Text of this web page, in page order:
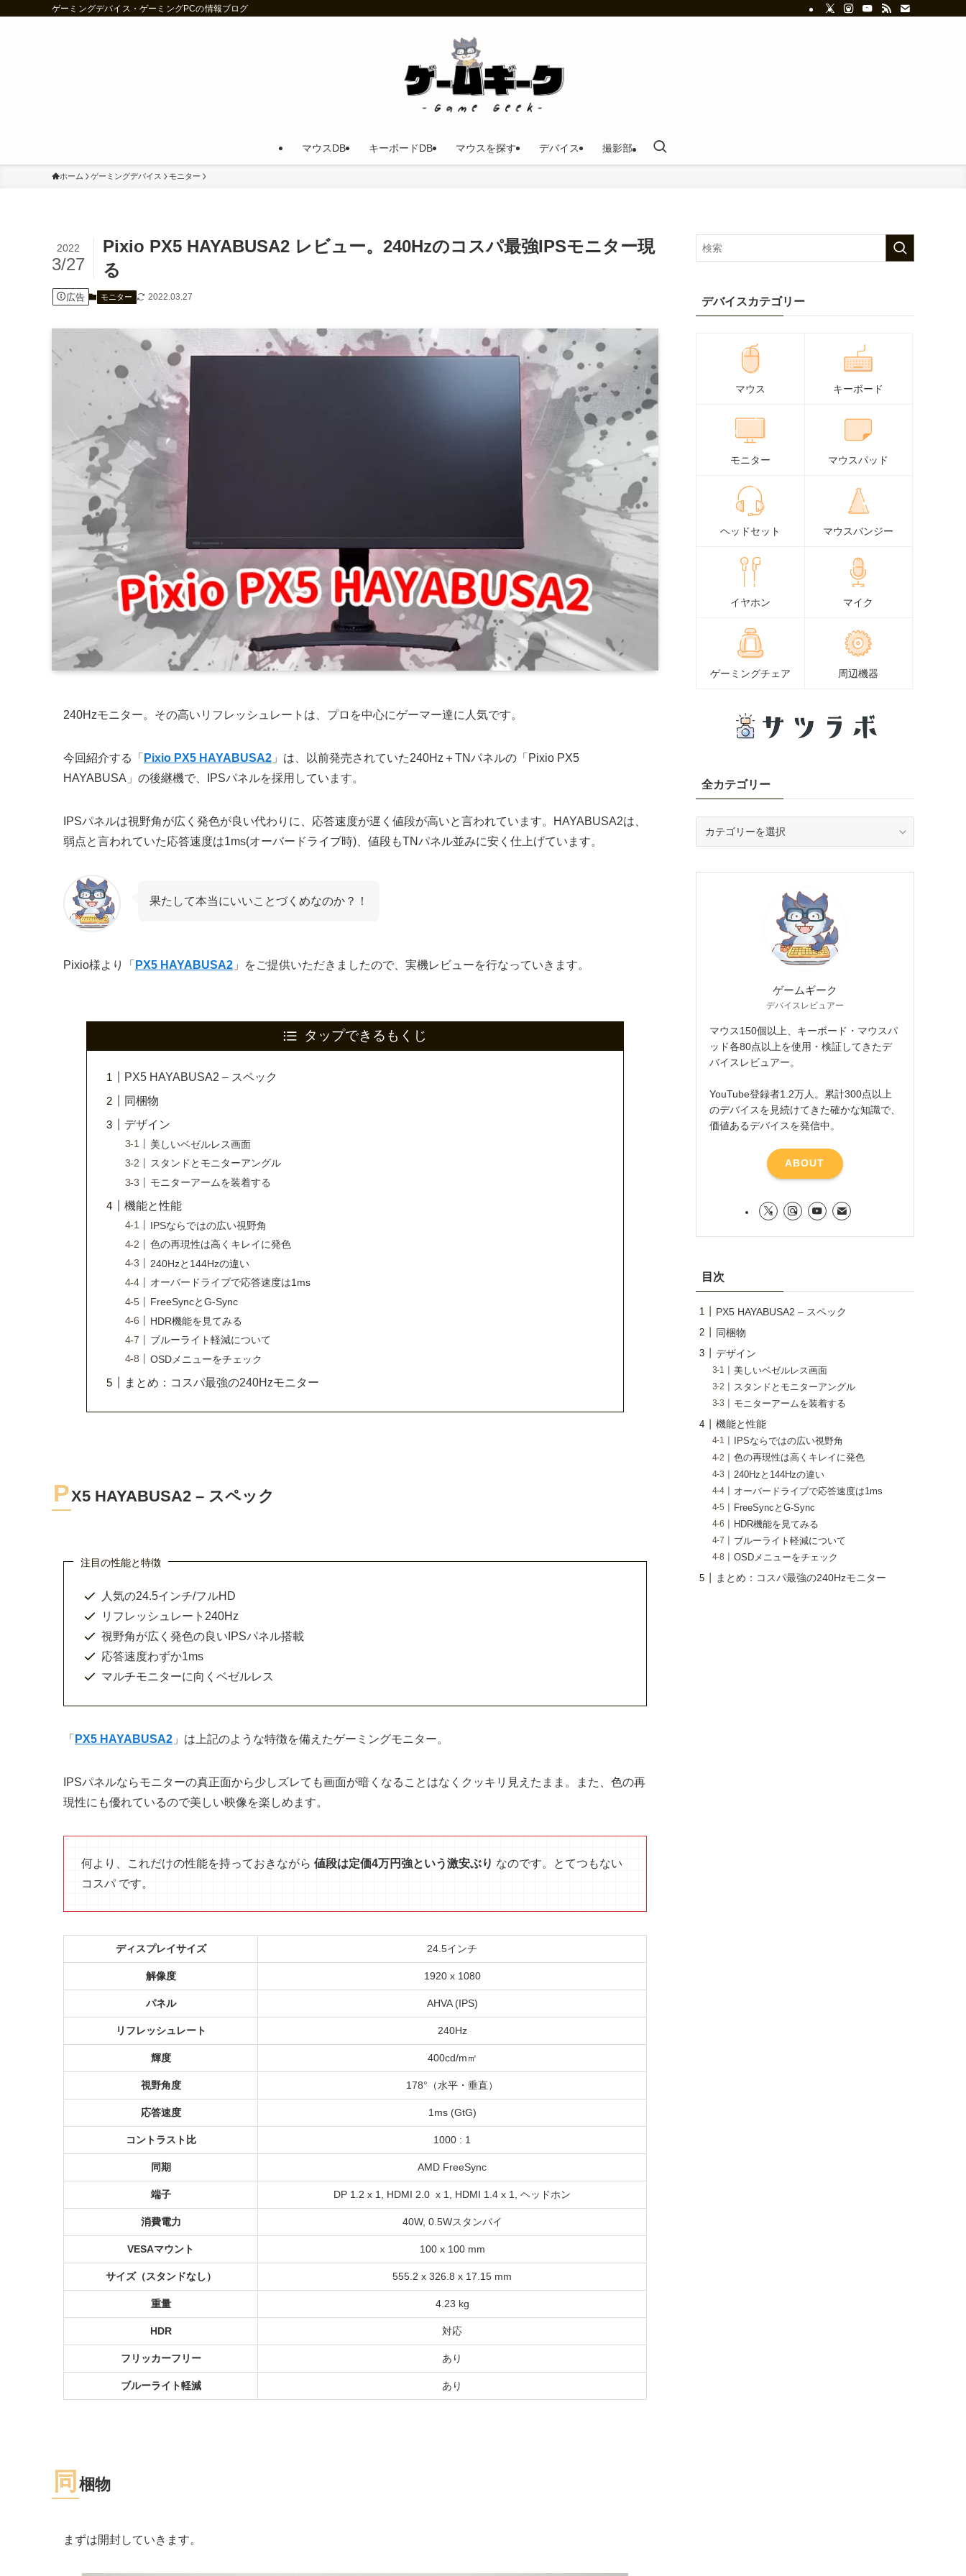
ゲーミングデバイス・ゲーミングPCの情報ブログ
マウスDB キーボードDB マウスを探す デバイス 撮影部
ホーム ゲーミングデバイス モニター
Pixio PX5 HAYABUSA2 レビュー。240Hzのコスパ最強IPSモニター現
る
2022
3/27
広告 モニター 2022.03.27
240Hzモニター。その高いリフレッシュレートは、プロを中心にゲーマー達に人気です。
今回紹介する「 Pixio PX5 HAYABUSA2 」は、以前発売されていた240Hz＋TNパネルの「Pixio PX5
HAYABUSA」の後継機で、
IPSパネルを採用 しています。
IPSパネルは視野角が広く発色が良い代わりに、応答速度が遅く値段が高いと言われています。HAYABUSA2は、
弱点と言われていた応答速度は1ms(オーバードライブ時)、値段もTNパネル並みに安く仕上げています。
果たして本当にいいことづくめなのか？！
Pixio様より「 PX5 HAYABUSA2 」をご提供いただきましたので、実機レビューを行なっていきます。
タップできるもくじ
PX5 HAYABUSA2 – スペック
同梱物
デザイン
美しいベゼルレス画面
スタンドとモニターアングル
モニターアームを装着する
機能と性能
IPSならではの広い視野角
色の再現性は高くキレイに発色
240Hzと144Hzの違い
オーバードライブで応答速度は1ms
FreeSyncとG-Sync
HDR機能を見てみる
ブルーライト軽減について
OSDメニューをチェック
まとめ：コスパ最強の240Hzモニター
PX5 HAYABUSA2 – スペック
注目の性能と特徴
人気の24.5インチ/フルHD
リフレッシュレート240Hz
視野角が広く発色の良いIPSパネル搭載
応答速度わずか1ms
マルチモニターに向くベゼルレス
「 PX5 HAYABUSA2 」は上記のような特徴を備えたゲーミングモニター。
IPSパネルならモニターの真正面から少しズレても画面が暗くなることはなくクッキリ見えたまま。また、色の再
現性にも優れているので美しい映像を楽しめます。
何より、これだけの性能を持っておきながら 値段は定価4万円強という激安ぶり なのです。とてつもない
コスパ です。
ディスプレイサイズ 24.5インチ
解像度 1920 x 1080
パネル AHVA (IPS)
リフレッシュレート 240Hz
輝度 400cd/m㎡
視野角度 178°（水平・垂直）
応答速度 1ms (GtG)
コントラスト比 1000 : 1
同期 AMD FreeSync
端子 DP 1.2 x 1, HDMI 2.0 x 1, HDMI 1.4 x 1, ヘッドホン
消費電力 40W, 0.5Wスタンバイ
VESAマウント 100 x 100 mm
サイズ（スタンドなし） 555.2 x 326.8 x 17.15 mm
重量 4.23 kg
HDR 対応
フリッカーフリー あり
ブルーライト軽減 あり
同 梱物
まずは開封していきます。
デバイスカテゴリー
マウス キーボード
モニター マウスパッド
ヘッドセット マウスバンジー
イヤホン マイク
ゲーミングチェア 周辺機器
全カテゴリー
ゴ
ゲームギーク
デバイスレビュアー
マウス150個以上、キーボード・マウスパ
ッド各80点以上を使用・検証してきたデ
バイスレビュアー。
YouTube登録者1.2万人。累計300点以上
のデバイスを見続けてきた確かな知識で、
価値あるデバイスを発信中。
ABOUT
目次
PX5 HAYABUSA2 – スペック
同梱物
デザイン
美しいベゼルレス画面
スタンドとモニターアングル
モニターアームを装着する
機能と性能
IPSならではの広い視野角
色の再現性は高くキレイに発色
240Hzと144Hzの違い
オーバードライブで応答速度は1ms
FreeSyncとG-Sync
HDR機能を見てみる
ブルーライト軽減について
OSDメニューをチェック
まとめ：コスパ最強の240Hzモニター